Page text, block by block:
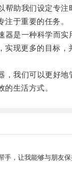
助我们设定专注
注于重要的任务。
是一种科学而实
实现更多的目标，
我们可以更好地
的生活方式。
手，让我能够与朋友保